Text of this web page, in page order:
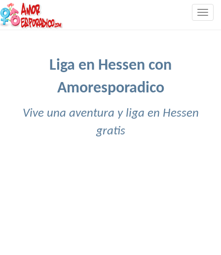
Liga en Hessen con
Amoresporadico
Vive una aventura y liga en Hessen
gratis